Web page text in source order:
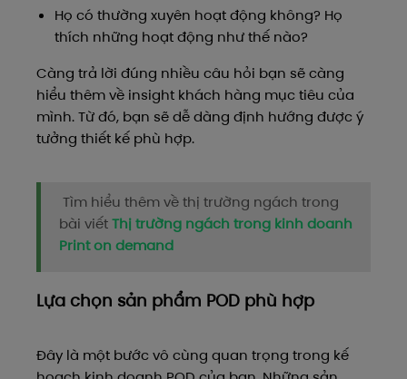
Họ có thường xuyên hoạt động không? Họ
thích những hoạt động như thế nào?
Càng trả lời đúng nhiều câu hỏi bạn sẽ càng
hiểu thêm về insight khách hàng mục tiêu của
mình. Từ đó, bạn sẽ dễ dàng định hướng được ý
tưởng thiết kế phù hợp.
Tìm hiểu thêm về thị trường ngách trong
bài viếtThị trường ngách trong kinh doanh
Print on demand
Lựa chọn sản phẩm POD phù hợp
Đây là một bước vô cùng quan trọng trong kế